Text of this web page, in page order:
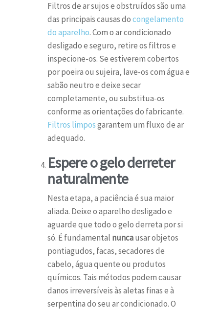
Filtros de ar sujos e obstruídos são uma
das principais causas docongelamento
do aparelho. Com o ar condicionado
desligado e seguro, retire os filtros e
inspecione-os. Se estiverem cobertos
por poeira ou sujeira, lave-os com água e
sabão neutro e deixe secar
completamente, ou substitua-os
conforme as orientações do fabricante.
Filtros limposgarantem um fluxo de ar
adequado.
Espere o gelo derreter
naturalmente
Nesta etapa, a paciência é sua maior
aliada. Deixe o aparelho desligado e
aguarde que todo o gelo derreta por si
só. É fundamental nuncausar objetos
pontiagudos, facas, secadores de
cabelo, água quente ou produtos
químicos. Tais métodos podem causar
danos irreversíveis às aletas finas e à
serpentina do seu ar condicionado. O